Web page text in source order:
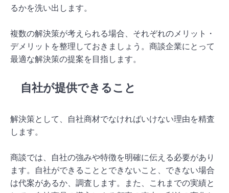
るかを洗い出します。
複数の解決策が考えられる場合、それぞれのメリット・
デメリットを整理しておきましょう。商談企業にとって
最適な解決策の提案を目指します。
自社が提供できること
解決策として、自社商材でなければいけない理由を精査
します。
商談では、自社の強みや特徴を明確に伝える必要があり
ます。自社ができることとできないこと、できない場合
は代案があるか、調査します。また、これまでの実績と